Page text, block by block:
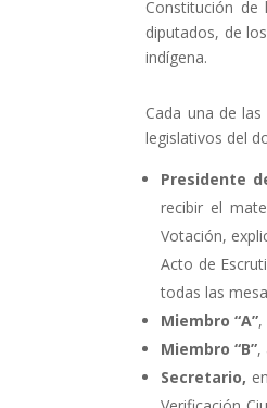
Constitución
diputados, de
indígena.
Cada una de
legislativos del
Presidente
recibir el
Votación,
Acto de
todas las
Miembro “A”,
Miembro “B”,
Secretario,